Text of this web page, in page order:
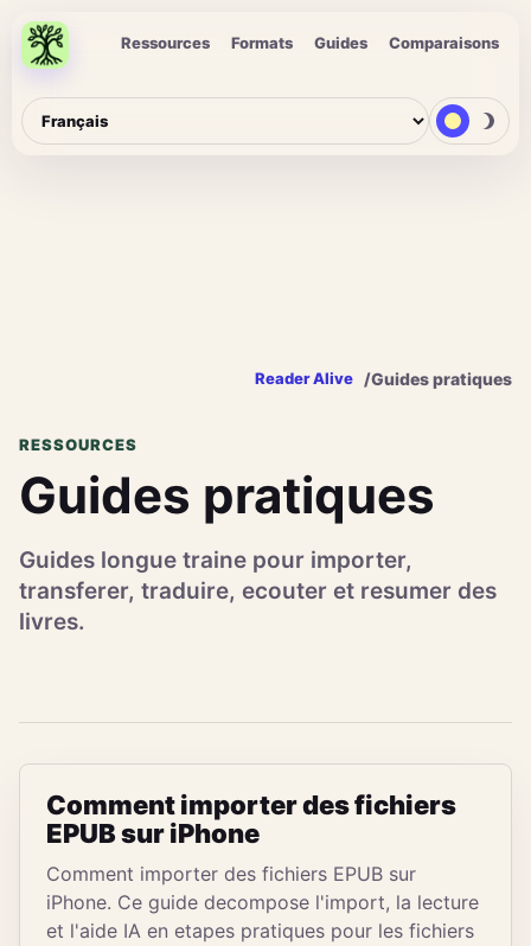
Ressources Formats Guides Comparaisons
Reader Alive /Guides pratiques
RESSOURCES
Guides pratiques
Guides longue traine pour importer,
transferer, traduire, ecouter et resumer des
livres.
Comment importer des fichiers
EPUB sur iPhone
Comment importer des fichiers EPUB sur
iPhone. Ce guide decompose l'import, la lecture
et l'aide IA en etapes pratiques pour les fichiers